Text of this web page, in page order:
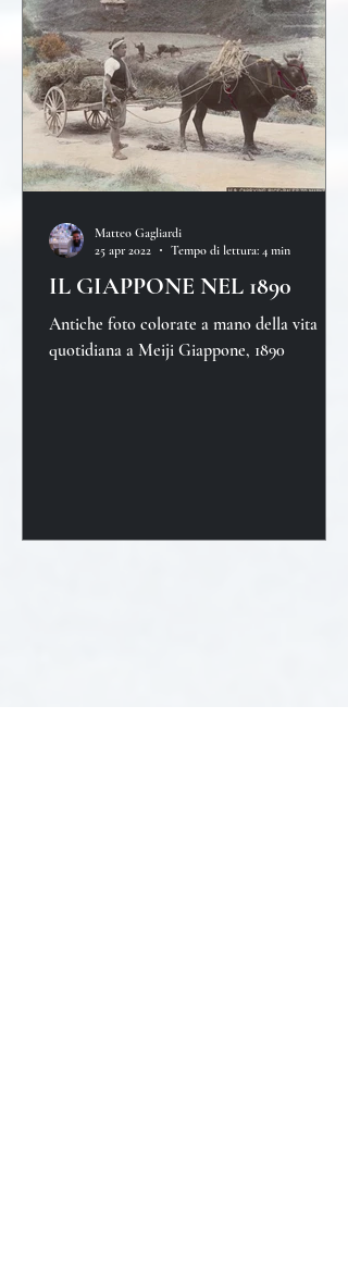
IL GIAPPONE NEL 1890
Antiche foto colorate a mano della vita
quotidiana a Meiji Giappone, 1890
Matteo Gagliardi
25 apr 2022
Tempo di lettura: 4 min